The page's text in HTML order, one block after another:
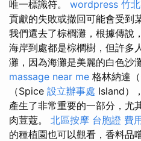
唯一標識符。 wordpress 竹
貢獻的失敗或撤回可能會受到
我們還去了棕櫚灘，根據傳說
海岸到處都是棕櫚樹，但許多
灘，因為海灘是美麗的白色沙
massage near me 格林納達
（Spice 設立辦事處 Island）
產生了非常重要的一部分，尤
肉荳蔻。 北區按摩 台胞證 費
的種植園也可以觀看，香料品